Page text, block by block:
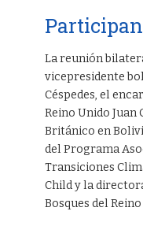
La reunión
vicepresidente
Céspedes, el
Reino Unido Juan
Británico en
del Programa
Transiciones
Child y la
Bosques del